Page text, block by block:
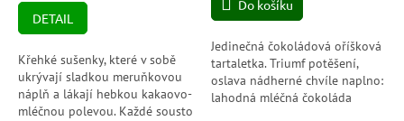
cena:
DETAIL
Křehké sušenky, které v sobě
ukrývají sladkou meruňkovou
náplň a lákají hebkou kakaovo-
mléčnou polevou. Každé sousto
5
hvězdiček.
Do košíku
Jedinečná čokoládová oříšková
tartaletka. Triumf potěšení,
oslava nádherné chvíle naplno:
lahodná mléčná čokoláda